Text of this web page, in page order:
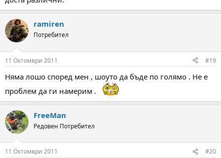
ramiren
Потребител
11 Октомври 2011 #19
Няма лошо според мен , шоуто да бъде по голямо . Не е
проблем да ги намерим .
FreeMan
Редовен Потребител
11 Октомври 2011 #20